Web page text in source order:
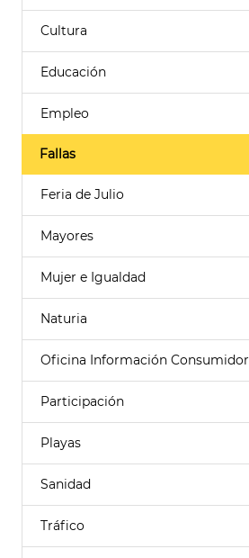
Cultura
Educación
Empleo
Fallas
Feria de Julio
Mayores
Mujer e Igualdad
Naturia
Oficina Información Consumidor
Participación
Playas
Sanidad
Tráfico